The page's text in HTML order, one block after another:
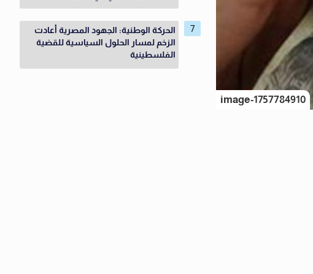
image-1757784910
الحركة الوطنية: الجهود المصرية أعادت
الزخم لمسار الحلول السياسية للقضية
الفلسطينية